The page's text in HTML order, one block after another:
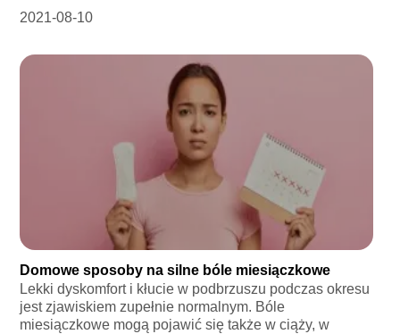
2021-08-10
Domowe sposoby na silne bóle miesiączkowe
Lekki dyskomfort i kłucie w podbrzuszu podczas okresu
jest zjawiskiem zupełnie normalnym. Bóle
miesiączkowe mogą pojawić się także w ciąży, w